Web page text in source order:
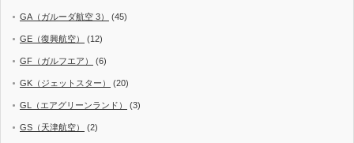
GA（ガルーダ航空 3） (45)
GE（復興航空） (12)
GF（ガルフエア） (6)
GK（ジェットスター） (20)
GL（エアグリーンランド） (3)
GS（天津航空） (2)